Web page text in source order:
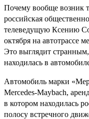
Почему вообще возник
российская
телеведущую Ксению
октября на автотрассе
Это выглядит
находилась в
Автомобиль марки
Mercedes-Maybach,
в котором находилась
полосу встречного